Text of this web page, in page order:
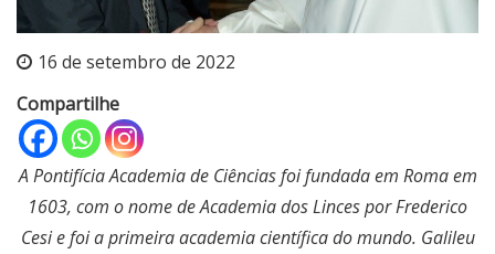
16 de setembro de 2022
Compartilhe
A Pontifícia Academia de Ciências foi fundada em Roma em
1603, com o nome de Academia dos Linces por Frederico
Cesi e foi a primeira academia científica do mundo. Galileu